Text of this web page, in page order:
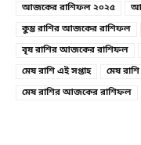
আজকের রাশিফল ২০২৫
কুম্ভ রাশির আজকের রাশিফল
বৃষ রাশির আজকের রাশিফল
মেষ রাশি এই সপ্তাহ
মেষ
মেষ রাশির আজকের রাশিফল